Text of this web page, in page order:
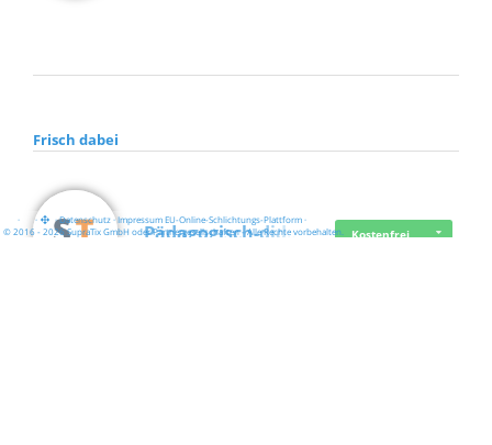
Frisch dabei
Pädagogisch-did… Kostenfrei
· · ·Datenschutz·Impressum EU-Online-Schlichtungs-Plattform·
© 2016 - 2026 SupraTix GmbH oder Partnergesellschaften - Alle Rechte vorbehalten.